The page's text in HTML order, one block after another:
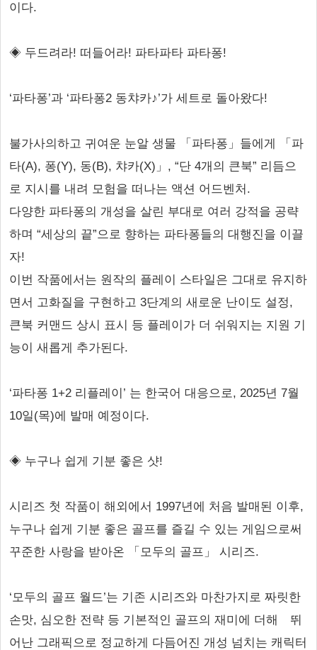
이다.
◈ 두드려라! 떠들어라! 파타파타 파타퐁!
‘파타퐁’과 ‘파타퐁2 동챠카♪’가 세트로 돌아왔다!
불가사의하고 귀여운 눈알 생물 「파타퐁」들에게 「파
타(A), 퐁(Y), 동(B), 챠카(X)」, “단 4개의 큰북” 리듬으
로 지시를 내려 모험을 떠나는 액션 어드벤처.
다양한 파타퐁의 개성을 살린 부대로 여러 강적을 공략
하며 “세상의 끝”으로 향하는 파타퐁들의 대행진을 이끌
자!
이번 작품에서는 원작의 플레이 스타일은 그대로 유지하
면서 고화질을 구현하고 3단계의 새로운 난이도 설정,
큰북 커맨드 상시 표시 등 플레이가 더 쉬워지는 지원 기
능이 새롭게 추가된다.
‘파타퐁 1+2 리플레이’ 는 한국어 대응으로, 2025년 7월
10일(목)에 발매 예정이다.
◈ 누구나 쉽게 기분 좋은 샷!
시리즈 첫 작품이 해외에서 1997년에 처음 발매된 이후,
누구나 쉽게 기분 좋은 골프를 즐길 수 있는 게임으로써
꾸준한 사랑을 받아온 「모두의 골프」 시리즈.
‘모두의 골프 월드’는 기존 시리즈와 마찬가지로 짜릿한
손맛, 심오한 전략 등 기본적인 골프의 재미에 더해 뛰
어난 그래픽으로 정교하게 다듬어진 개성 넘치는 캐릭터